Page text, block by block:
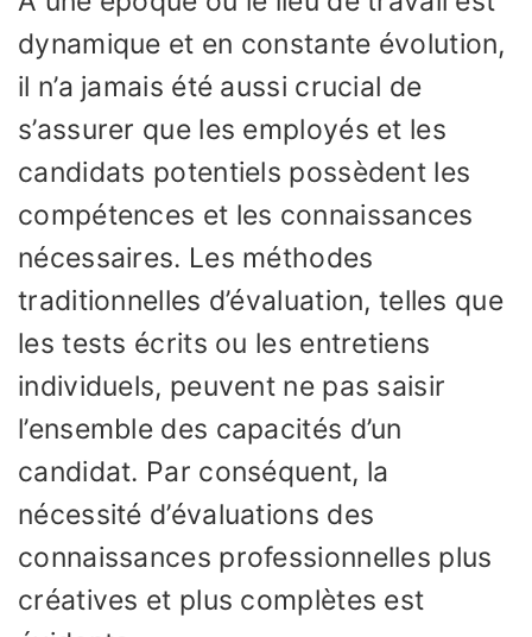
dynamique et en constante évolution,
il n’a jamais été aussi crucial de
s’assurer que les employés et les
candidats potentiels possèdent les
compétences et les connaissances
nécessaires. Les méthodes
traditionnelles d’évaluation, telles que
les tests écrits ou les entretiens
individuels, peuvent ne pas saisir
l’ensemble des capacités d’un
candidat. Par conséquent, la
nécessité d’évaluations des
connaissances professionnelles plus
créatives et plus complètes est